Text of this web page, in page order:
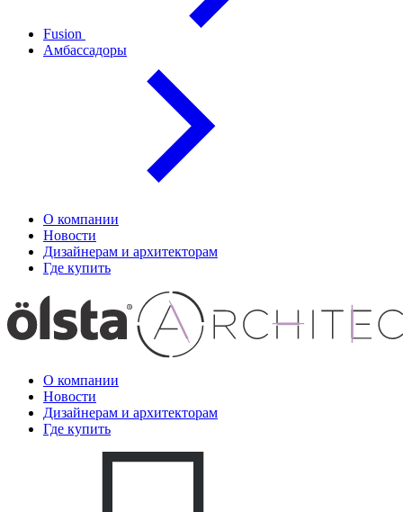
Fusion
Амбассадоры
О компании
Новости
Дизайнерам и архитекторам
Где купить
О компании
Новости
Дизайнерам и архитекторам
Где купить